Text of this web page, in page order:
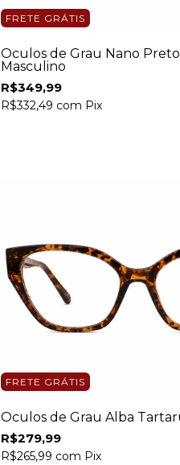
FRETE GRÁTIS
Óculos de Grau Nano Preto
Masculino
R$349,99
R$332,49 com Pix
FRETE GRÁTIS
Óculos de Grau Alba
R$279,99
R$265,99 com Pix